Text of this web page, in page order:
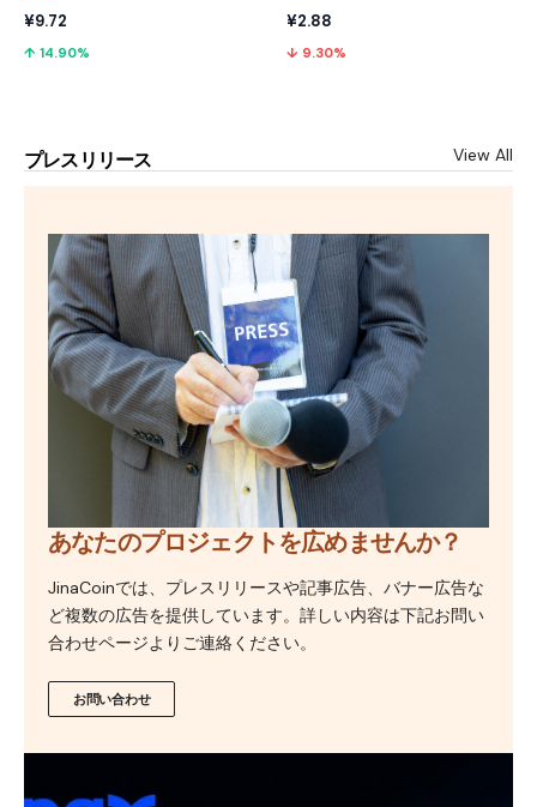
¥9.72
↑ 14.90%
¥2.88
↓ 9.30%
プレスリリース View All
あなたのプロジェクトを広めませんか？
JinaCoinでは、プレスリリースや記事広告、バナー広告な
ど複数の広告を提供しています。詳しい内容は下記お問い
合わせページよりご連絡ください。
お問い合わせ